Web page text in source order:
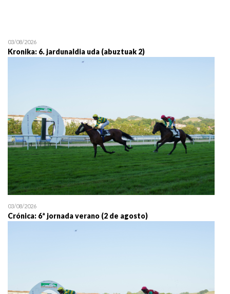
19/07 11:30
03/08/2026
Kronika: 6. jardunaldia uda (abuztuak 2)
03/08/2026
Crónica: 6ª jornada verano (2 de agosto)